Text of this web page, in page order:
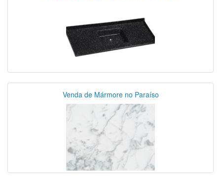
Venda de Mármore no Paraíso